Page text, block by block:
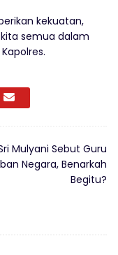
kekuatan,
semua dalam
Mulyani Sebut Guru
Negara, Benarkah
Begitu?